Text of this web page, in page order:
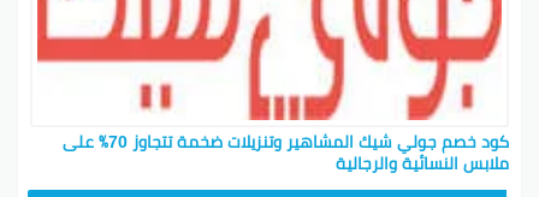
كود خصم جولي شيك المشاهير وتنزيلات ضخمة تتجاوز 70٪ على
ملابس النسائية والرجالية